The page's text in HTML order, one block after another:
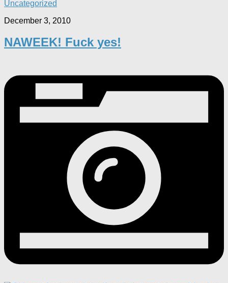
Uncategorized
December 3, 2010
NAWEEK! Fuck yes!